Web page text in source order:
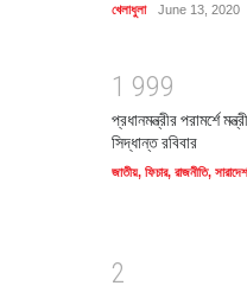
খেলাধুলা June 13, 2020
1 999
প্রধানমন্ত্রীর পরামর্শে
সিদ্ধান্ত রবিবার
জাতীয়, ফিচার, রাজনীতি, সারাদেশ
2